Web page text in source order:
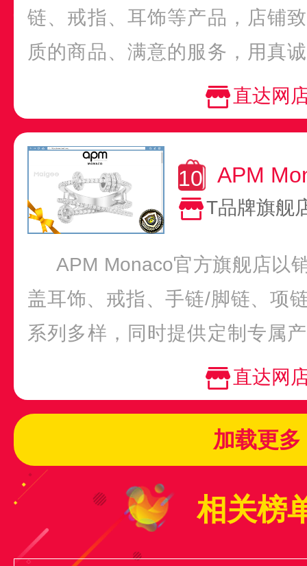
链、戒指、耳饰等产品，店铺
质的商品、满意的服务，用真
好的口碑和信任，树立良...直达网
APM
T品牌旗舰
APM Monaco官方旗舰店以
盖耳饰、戒指、手链/脚链、项
系列多样，同时提供定制专属
直达网
加载更多
相关榜